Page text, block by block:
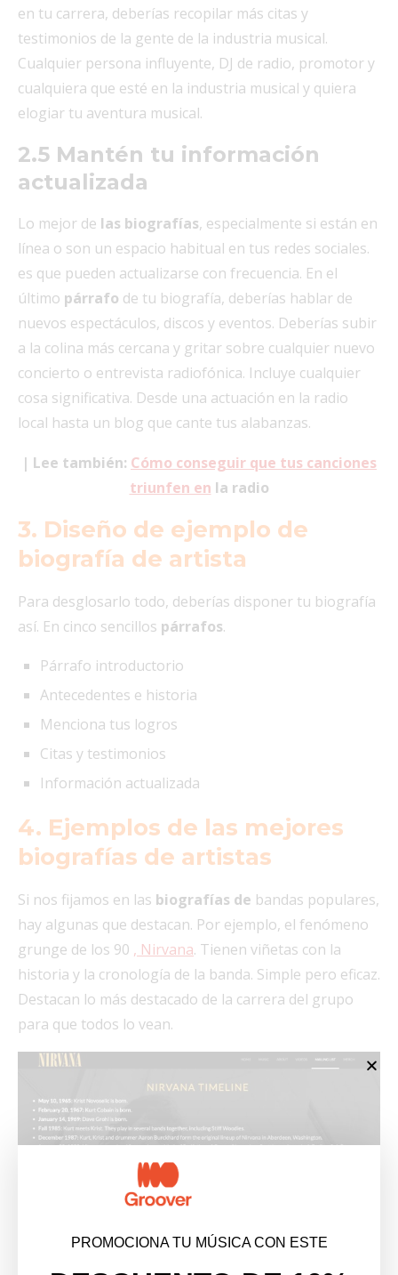
en tu carrera, deberías recopilar más citas y
testimonios de la gente de la industria musical.
Cualquier persona influyente, DJ de radio, promotor y
cualquiera que esté en la industria musical y quiera
elogiar tu aventura musical.
2.5 Mantén tu información
actualizada
Lo mejor de las biografías, especialmente si están en
línea o son un espacio habitual en tus redes sociales.
es que pueden actualizarse con frecuencia. En el
último párrafo de tu biografía, deberías hablar de
nuevos espectáculos, discos y eventos. Deberías subir
a la colina más cercana y gritar sobre cualquier nuevo
concierto o entrevista radiofónica. Incluye cualquier
cosa significativa. Desde una actuación en la radio
local hasta un blog que cante tus alabanzas.
| Lee también: Cómo conseguir que tus canciones
triunfen en la radio
3. Diseño de ejemplo de
biografía de artista
Para desglosarlo todo, deberías disponer tu biografía
así. En cinco sencillos párrafos.
Párrafo introductorio
Antecedentes e historia
Menciona tus logros
Citas y testimonios
Información actualizada
4. Ejemplos de las mejores
biografías de artistas
Si nos fijamos en las biografías de bandas populares,
hay algunas que destacan. Por ejemplo, el fenómeno
grunge de los 90 , Nirvana. Tienen viñetas con la
historia y la cronología de la banda. Simple pero eficaz.
Destacan lo más destacado de la carrera del grupo
para que todos lo vean.
PROMOCIONA TU MÚSICA CON ESTE